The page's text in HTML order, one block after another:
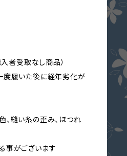
者受取なし商品）
度履いた後に経年劣化が
、縫い糸の歪み、ほつれ
事がございます